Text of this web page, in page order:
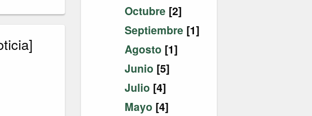
Octubre [2]
Septiembre [1]
Agosto [1]
Junio [5]
Julio [4]
Mayo [4]